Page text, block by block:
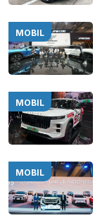
MOBIL
MOBIL
MOBIL